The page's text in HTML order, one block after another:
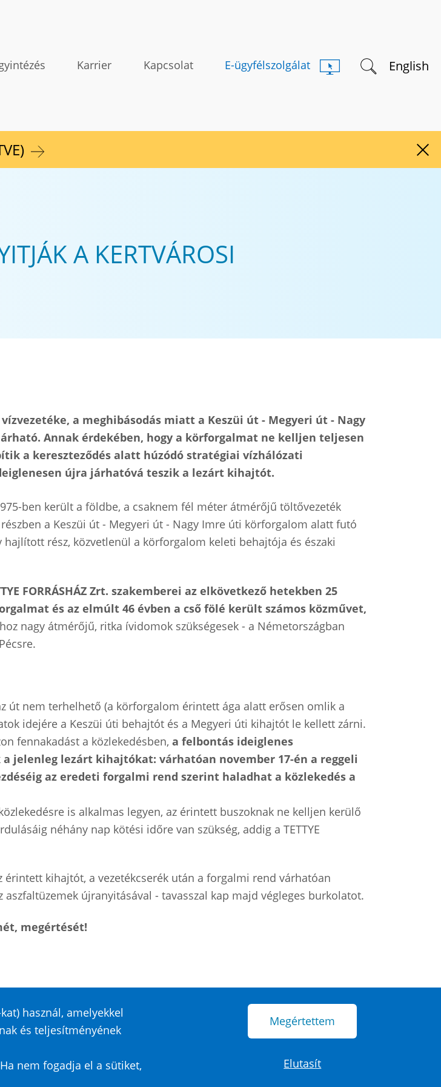
Karrier Kapcsolat E-ügyfélszolgálat Keresés indítása
English
A KERTVÁROSI
a meghibásodás miatt a Keszüi út - Megyeri út - Nagy
Annak érdekében, hogy a körforgalmat ne kelljen teljesen
a kereszteződés alatt húzódó stratégiai vízhálózati
újra járhatóvá teszik a lezárt kihajtót.
ben került a földbe, a csaknem fél méter átmérőjű töltővezeték
a Keszüi út - Megyeri út - Nagy Imre úti körforgalom alatt futó
rész, közvetlenül a körforgalom keleti behajtója és északi
FORRÁSHÁZ Zrt. szakemberei az elkövetkező hetekben 25
és az elmúlt 46 évben a cső fölé került számos közművet,
nagy átmérőjű, ritka ívidomok szükségesek - a Németországban
út nem terhelhető (a körforgalom érintett ága alatt erősen omlik a
idejére a Keszüi úti behajtót és a Megyeri úti kihajtót le kellett zárni.
fennakadást a közlekedésben, a felbontás ideiglenes
jelenleg lezárt kihajtókat: várhatóan november 17-én a reggeli
az eredeti forgalmi rend szerint haladhat a közlekedés a
is alkalmas legyen, az érintett buszoknak ne kelljen kerülő
néhány nap kötési időre van szükség, addig a TETTYE
kihajtót, a vezetékcserék után a forgalmi rend várhatóan
újranyitásával - tavasszal kap majd végleges burkolatot.
megértését!
használ, amelyekkel
és teljesítményének
nem fogadja el a sütiket,
Megértettem
Elutasít